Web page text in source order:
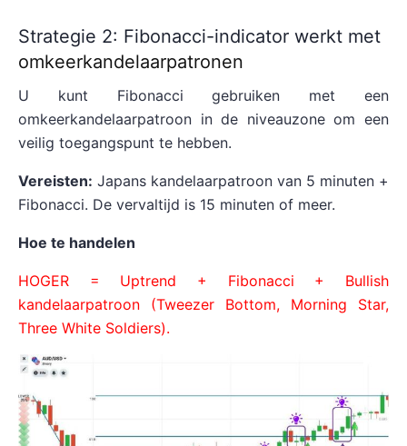
Strategie 2: Fibonacci-indicator werkt met
omkeerkandelaarpatronen
U kunt Fibonacci gebruiken met een
omkeerkandelaarpatroon in de niveauzone om een
veilig toegangspunt te hebben.
Vereisten: Japans kandelaarpatroon van 5 minuten +
Fibonacci. De vervaltijd is 15 minuten of meer.
Hoe te handelen
HOGER = Uptrend + Fibonacci + Bullish
kandelaarpatroon (Tweezer Bottom, Morning Star,
Three White Soldiers).